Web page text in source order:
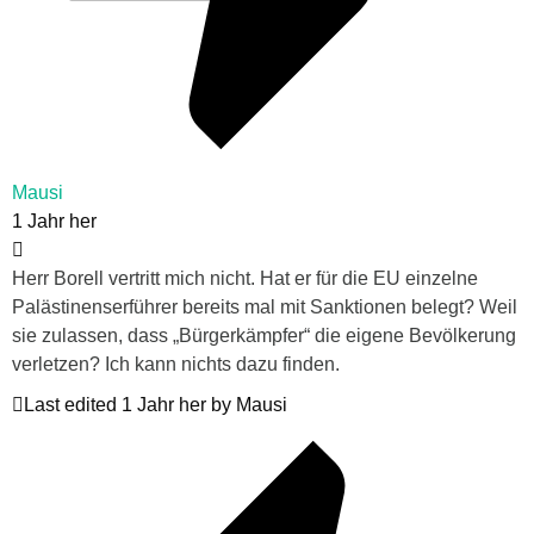
Mausi
1 Jahr her
Herr Borell vertritt mich nicht. Hat er für die EU einzelne
Palästinenserführer bereits mal mit Sanktionen belegt? Weil
sie zulassen, dass „Bürgerkämpfer“ die eigene Bevölkerung
verletzen? Ich kann nichts dazu finden.
Last edited 1 Jahr her by Mausi